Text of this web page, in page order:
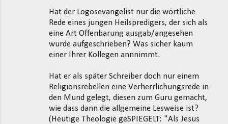
Hat der Logosevangelist nur die wörtliche
Rede eines jungen Heilspredigers, der sich als
eine Art Offenbarung ausgab/angesehen
wurde aufgeschrieben? Was sicher kaum
einer Ihrer Kollegen annnimmt.
Hat er als später Schreiber doch nur einem
Religionsrebellen eine Verherrlichungsrede in
den Mund gelegt, diesen zum Guru gemacht,
wie dass dann die allgemeine Lesweise ist?
(Heutige Theologie geSPIEGELT: "Als Jesus